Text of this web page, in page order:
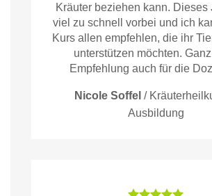
Kräuter beziehen kann. Dieses
viel zu schnell vorbei und ich
Kurs allen empfehlen, die ihr
unterstützen möchten.
Empfehlung auch für die
Nicole Soffel /
Ausbildung